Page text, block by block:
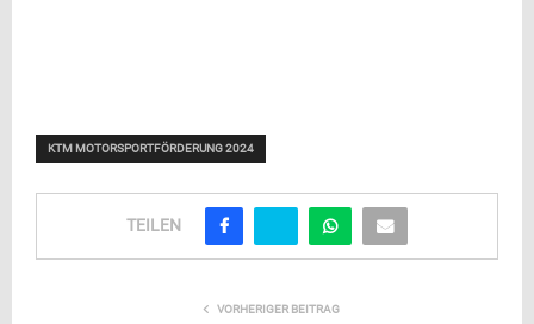
KTM MOTORSPORTFÖRDERUNG 2024
TEILEN
VORHERIGER BEITRAG